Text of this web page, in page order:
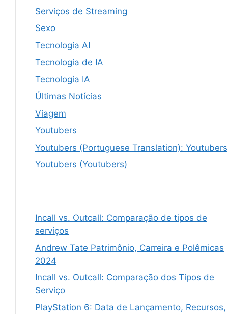
Serviços de Streaming
Sexo
Tecnologia AI
Tecnologia de IA
Tecnologia IA
Últimas Notícias
Viagem
Youtubers
Youtubers (Portuguese Translation): Youtubers
Youtubers (Youtubers)
Incall vs. Outcall: Comparação de tipos de
serviços
Andrew Tate Patrimônio, Carreira e Polêmicas
2024
Incall vs. Outcall: Comparação dos Tipos de
Serviço
PlayStation 6: Data de Lançamento, Recursos,